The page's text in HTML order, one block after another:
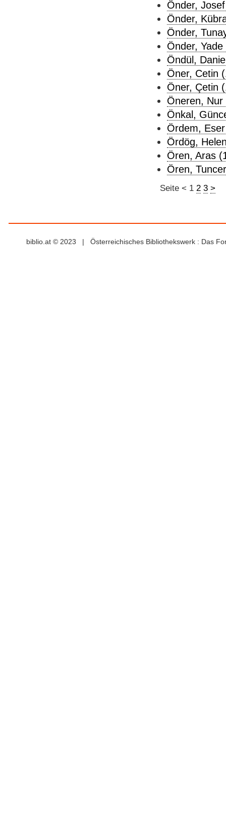
Önder,
Önder,
Önder,
Önder,
Öndül,
Öner, Cetin
Öner, Çetin
Öneren, Nur
Önkal,
Ördem,
Ördög,
Ören, Aras
Ören,
Seite < 1 2 3 >
biblio.at © 2023 | Österreichisches Bibliothekswerk : Das